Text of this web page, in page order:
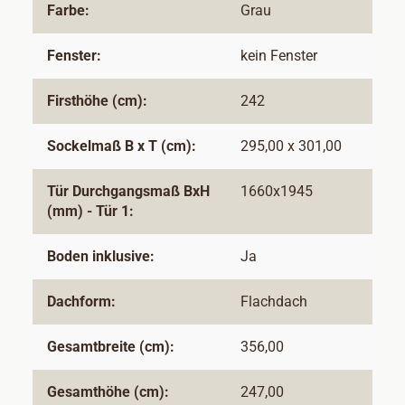
Farbe: Grau
Fenster: kein Fenster
Firsthöhe (cm): 242
Sockelmaß B x T (cm): 295,00 x 301,00
Tür Durchgangsmaß BxH
(mm) - Tür 1:
1660x1945
Boden inklusive: Ja
Dachform: Flachdach
Gesamtbreite (cm): 356,00
Gesamthöhe (cm): 247,00